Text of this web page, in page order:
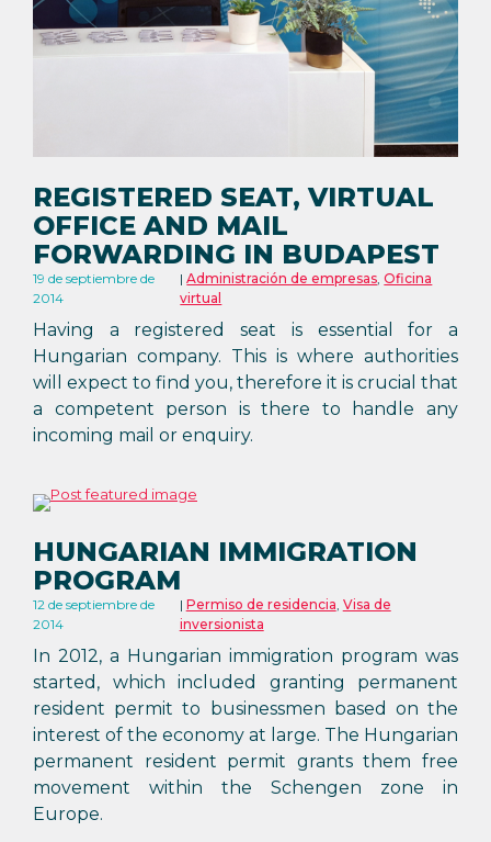
REGISTERED SEAT, VIRTUAL
OFFICE AND MAIL
FORWARDING IN BUDAPEST
19 de septiembre de
2014
Administración de empresas,Oficina
virtual
Having a registered seat is essential for a
Hungarian company. This is where authorities
will expect to find you, therefore it is crucial that
a competent person is there to handle any
incoming mail or enquiry.
HUNGARIAN IMMIGRATION
PROGRAM
12 de septiembre de
2014
Permiso de residencia, Visa de
inversionista
In 2012, a Hungarian immigration program was
started, which included granting permanent
resident permit to businessmen based on the
interest of the economy at large. The Hungarian
permanent resident permit grants them free
movement within the Schengen zone in
Europe.